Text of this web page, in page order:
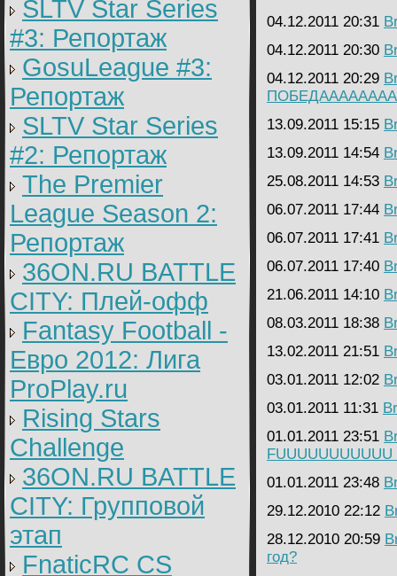
SLTV Star Series
#3: Репортаж
GosuLeague #3:
Репортаж
SLTV Star Series
#2: Репортаж
The Premier
League Season 2:
Репортаж
36ON.RU BATTLE
CITY: Плей-офф
Fantasy Football -
Евро 2012: Лига
ProPlay.ru
Rising Stars
Challenge
36ON.RU BATTLE
CITY: Групповой
этап
FnaticRC CS
04.12.2011 20:31
04.12.2011 20:30
04.12.2011 20:29
13.09.2011 15:15
13.09.2011 14:54
25.08.2011 14:53
06.07.2011 17:44
06.07.2011 17:41
06.07.2011 17:40
21.06.2011 14:10
08.03.2011 18:38
13.02.2011 21:51
03.01.2011 12:02
03.01.2011 11:31
01.01.2011 23:51
FUUUUUUUUUUU
01.01.2011 23:48
29.12.2010 22:12
28.12.2010 20:59
год?